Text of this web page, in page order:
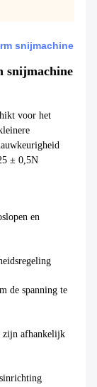
snijmachine
snijmachine
voor het
± 0,5N
en
de spanning te
zijn afhankelijk